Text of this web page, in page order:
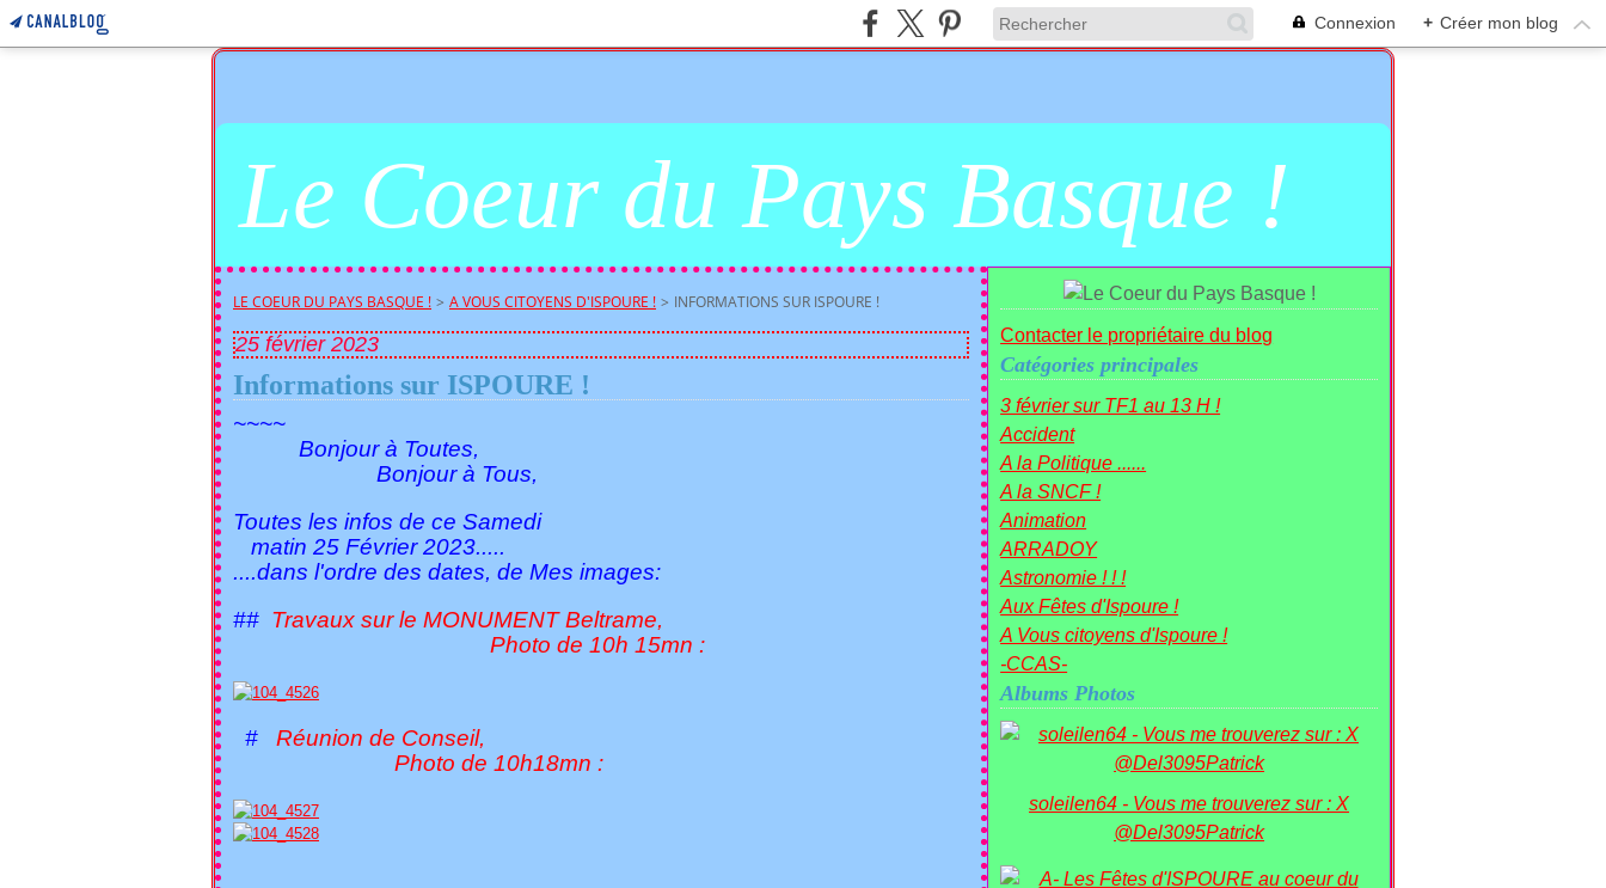
Connexion + Créer mon blog
Le Coeur du Pays Basque !
LE COEUR DU PAYS BASQUE ! > A VOUS CITOYENS D'ISPOURE ! > INFORMATIONS SUR ISPOURE !
25 février 2023
Informations sur ISPOURE !
~~~~
Bonjour à Toutes,
Bonjour à Tous,
Toutes les infos de ce Samedi
matin 25 Février 2023.....
....dans l'ordre des dates, de Mes images:
## Travaux sur le MONUMENT Beltrame,
Photo de 10h 15mn :
# Réunion de Conseil,
Photo de 10h18mn :
Contacter le propriétaire du blog
Catégories principales
3 février sur TF1 au 13 H !
Accident
A la Politique ......
A la SNCF !
Animation
ARRADOY
Astronomie ! ! !
Aux Fêtes d'Ispoure !
A Vous citoyens d'Ispoure !
-CCAS-
Albums Photos
soleilen64 - Vous me trouverez sur : X
@Del3095Patrick